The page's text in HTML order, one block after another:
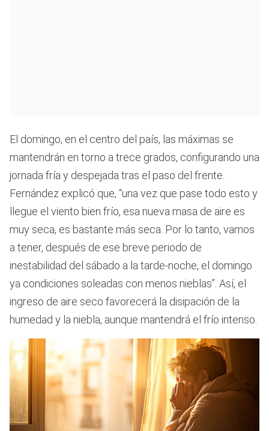
El domingo, en el centro del país, las máximas se
mantendrán en torno a trece grados, configurando una
jornada fría y despejada tras el paso del frente.
Fernández explicó que, “una vez que pase todo esto y
llegue el viento bien frío, esa nueva masa de aire es
muy seca, es bastante más seca. Por lo tanto, vamos
a tener, después de ese breve periodo de
inestabilidad del sábado a la tarde-noche, el domingo
ya condiciones soleadas con menos nieblas”. Así, el
ingreso de aire seco favorecerá la disipación de la
humedad y la niebla, aunque mantendrá el frío intenso.